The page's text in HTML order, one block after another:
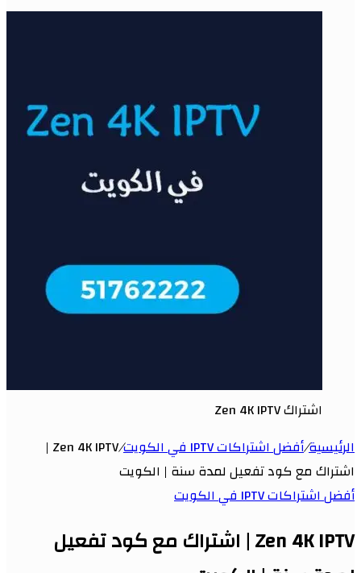
اشتراك Zen 4K IPTV
الرئيسية/أفضل اشتراكات IPTV في الكويت /
Zen 4K IPTV |
اشتراك مع كود تفعيل لمدة سنة | الكويت
أفضل اشتراكات IPTV في الكويت
Zen 4K IPTV | اشتراك مع كود تفعيل